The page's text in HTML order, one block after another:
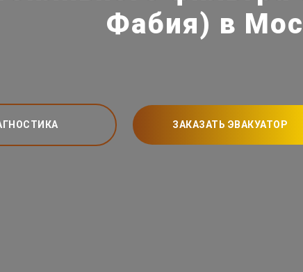
Фабия) в
ЗАКАЗАТЬ ЭВАКУАТОР